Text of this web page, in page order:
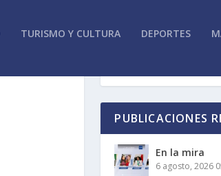
TURISMO Y CULTURA DEPORTES
PUBLICACIONES
En la mira
6 agosto, 2026